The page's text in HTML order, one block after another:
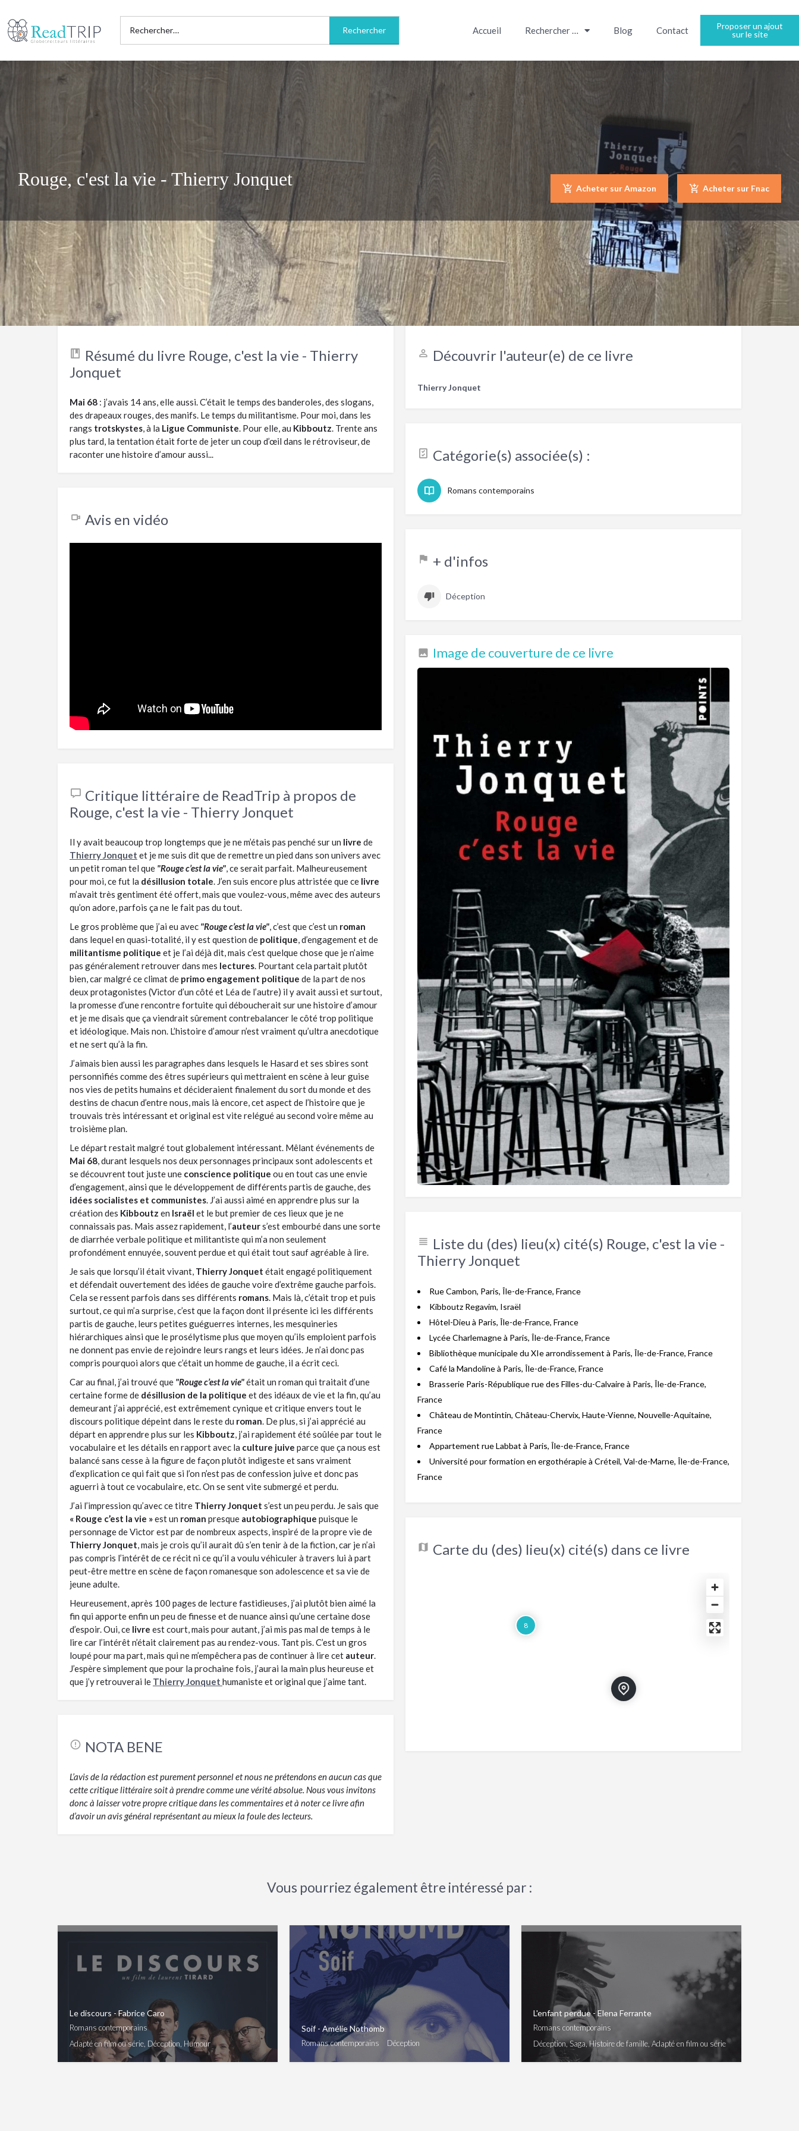
Accueil Rechercher … Blog Contact
Proposer un ajout
sur le site
Rouge, c'est la vie - Thierry Jonquet Acheter sur Amazon Acheter sur Fnac
Informations sur le livre Avis
Partager cette fiche Laisser un avis sur ce livre
Résumé du livre Rouge, c'est la vie - Thierry
Jonquet
Mai 68 : j’avais 14 ans, elle aussi. C’était le temps des banderoles, des slogans,
des drapeaux rouges, des manifs. Le temps du militantisme. Pour moi, dans les
rangs trotskystes, à la Ligue Communiste. Pour elle, au Kibboutz. Trente ans
plus tard, la tentation était forte de jeter un coup d’œil dans le rétroviseur, de
raconter une histoire d’amour aussi...
Avis en vidéo
Critique littéraire de ReadTrip à propos de
Rouge, c'est la vie - Thierry Jonquet
Il y avait beaucoup trop longtemps que je ne m’étais pas penché sur un livre de
Thierry Jonquet et je me suis dit que de remettre un pied dans son univers avec
un petit roman tel que "Rouge c’est la vie", ce serait parfait. Malheureusement
pour moi, ce fut la désillusion totale. J’en suis encore plus attristée que ce livre
m’avait très gentiment été offert, mais que voulez-vous, même avec des auteurs
qu’on adore, parfois ça ne le fait pas du tout.
Le gros problème que j’ai eu avec "Rouge c’est la vie", c’est que c’est un roman
dans lequel en quasi-totalité, il y est question de politique, d’engagement et de
militantisme politique et je l’ai déjà dit, mais c’est quelque chose que je n’aime
pas généralement retrouver dans mes lectures. Pourtant cela partait plutôt
bien, car malgré ce climat de primo engagement politique de la part de nos
deux protagonistes (Victor d’un côté et Léa de l’autre) il y avait aussi et surtout,
la promesse d’une rencontre fortuite qui déboucherait sur une histoire d’amour
et je me disais que ça viendrait sûrement contrebalancer le côté trop politique
et idéologique. Mais non. L’histoire d’amour n’est vraiment qu’ultra anecdotique
et ne sert qu’à la fin.
J’aimais bien aussi les paragraphes dans lesquels le Hasard et ses sbires sont
personnifiés comme des êtres supérieurs qui mettraient en scène à leur guise
nos vies de petits humains et décideraient finalement du sort du monde et des
destins de chacun d’entre nous, mais là encore, cet aspect de l’histoire que je
trouvais très intéressant et original est vite relégué au second voire même au
troisième plan.
Le départ restait malgré tout globalement intéressant. Mêlant événements de
Mai 68, durant lesquels nos deux personnages principaux sont adolescents et
se découvrent tout juste une conscience politique ou en tout cas une envie
d’engagement, ainsi que le développement de différents partis de gauche, des
idées socialistes et communistes. J’ai aussi aimé en apprendre plus sur la
création des Kibboutz en Israël et le but premier de ces lieux que je ne
connaissais pas. Mais assez rapidement, l’auteurs’est embourbé dans une sorte
de diarrhée verbale politique et militantiste qui m’a non seulement
profondément ennuyée, souvent perdue et qui était tout sauf agréable à lire.
Je sais que lorsqu’il était vivant, Thierry Jonquet était engagé politiquement
et défendait ouvertement des idées de gauche voire d’extrême gauche parfois.
Cela se ressent parfois dans ses différents romans. Mais là, c’était trop et puis
surtout, ce qui m’a surprise, c’est que la façon dont il présente ici les différents
partis de gauche, leurs petites guéguerres internes, les mesquineries
hiérarchiques ainsi que le prosélytisme plus que moyen qu’ils emploient parfois
ne donnent pas envie de rejoindre leurs rangs et leurs idées. Je n’ai donc pas
compris pourquoi alors que c’était un homme de gauche, il a écrit ceci.
Car au final, j’ai trouvé que "Rouge c’est la vie"était un roman qui traitait d’une
certaine forme de désillusion de la politique et des idéaux de vie et la fin, qu’au
demeurant j’ai apprécié, est extrêmement cynique et critique envers tout le
discours politique dépeint dans le reste du roman. De plus, si j’ai apprécié au
départ en apprendre plus sur les Kibboutz, j’ai rapidement été soûlée par tout le
vocabulaire et les détails en rapport avec la culture juive parce que ça nous est
balancé sans cesse à la figure de façon plutôt indigeste et sans vraiment
d’explication ce qui fait que si l’on n’est pas de confession juive et donc pas
aguerri à tout ce vocabulaire, etc. On se sent vite submergé et perdu.
J’ai l’impression qu’avec ce titre Thierry Jonquet s’est un peu perdu. Je sais que
« Rouge c’est la vie »est un roman presque autobiographique puisque le
personnage de Victor est par de nombreux aspects, inspiré de la propre vie de
Thierry Jonquet, mais je crois qu’il aurait dû s’en tenir à de la fiction, car je n’ai
pas compris l’intérêt de ce récit ni ce qu’il a voulu véhiculer à travers lui à part
peut-être mettre en scène de façon romanesque son adolescence et sa vie de
jeune adulte.
Heureusement, après 100 pages de lecture fastidieuses, j’ai plutôt bien aimé la
fin qui apporte enfin un peu de finesse et de nuance ainsi qu’une certaine dose
d’espoir. Oui, ce livre est court, mais pour autant, j’ai mis pas mal de temps à le
lire car l’intérêt n’était clairement pas au rendez-vous. Tant pis. C’est un gros
loupé pour ma part, mais qui ne m’empêchera pas de continuer à lire cet auteur.
J’espère simplement que pour la prochaine fois, j’aurai la main plus heureuse et
que j’y retrouverai le Thierry Jonquet humaniste et original que j’aime tant.
NOTA BENE
L’avis de la rédaction est purement personnel et nous ne prétendons en aucun cas que
cette critique littéraire soit à prendre comme une vérité absolue. Nous vous invitons
donc à laisser votre propre critique dans les commentaires et à noter ce livre afin
d’avoir un avis général représentant au mieux la foule des lecteurs.
Découvrir l'auteur(e) de ce livre
Thierry Jonquet
Catégorie(s) associée(s) :
Romans contemporains
+ d'infos
Déception
Image de couverture de ce livre
Liste du (des) lieu(x) cité(s) Rouge, c'est la vie -
Thierry Jonquet
Rue Cambon, Paris, Île-de-France, France
Kibboutz Regavim, Israël
Hôtel-Dieu à Paris, Île-de-France, France
Lycée Charlemagne à Paris, Île-de-France, France
Bibliothèque municipale du XIe arrondissement à Paris, Île-de-France, France
Café la Mandoline à Paris, Île-de-France, France
Brasserie Paris-République rue des Filles-du-Calvaire à Paris, Île-de-France,
France
Château de Montintin, Château-Chervix, Haute-Vienne, Nouvelle-Aquitaine,
France
Appartement rue Labbat à Paris, Île-de-France, France
Université pour formation en ergothérapie à Créteil, Val-de-Marne, Île-de-France,
France
Carte du (des) lieu(x) cité(s) dans ce livre
8
Vous pourriez également être intéressé par :
Le discours - Fabrice Caro
Romans contemporains
Adapté en film ou série, Déception, Humour
Soif - Amélie Nothomb
Romans contemporains Déception
L'enfant perdue - Elena Ferrante
Romans contemporains
Déception, Saga, Histoire de famille, Adapté en film ou série